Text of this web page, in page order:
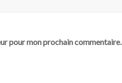
pour mon prochain commentaire.